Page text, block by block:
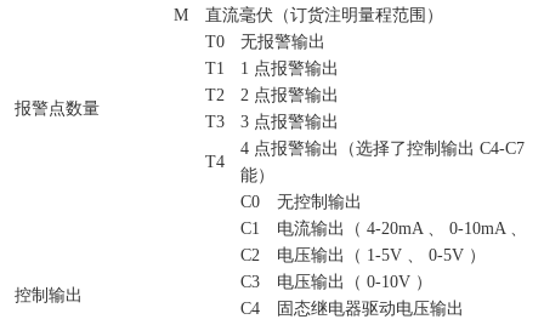
M
直流毫伏（订货注明量程范围）
报警点数量
T0
无报警输出
T1
1 点报警输出
T2
2 点报警输出
T3
3 点报警输出
T4
4 点报警输出（选择了控制输出 C4-C7
能）
控制输出
C0
无控制输出
C1
电流输出（ 4-20mA 、 0-10mA 、
C2
电压输出（ 1-5V 、 0-5V ）
C3
电压输出（ 0-10V ）
C4
固态继电器驱动电压输出